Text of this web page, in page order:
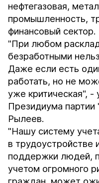
нефтегазовая,
промышленность,
финансовый сектор.
"При любом
безработными
Даже если есть
работать, но не
уже критическая",
Президиума
Рылеев.
"Нашу систему
в трудоустройстве
поддержки людей,
учетом огромного